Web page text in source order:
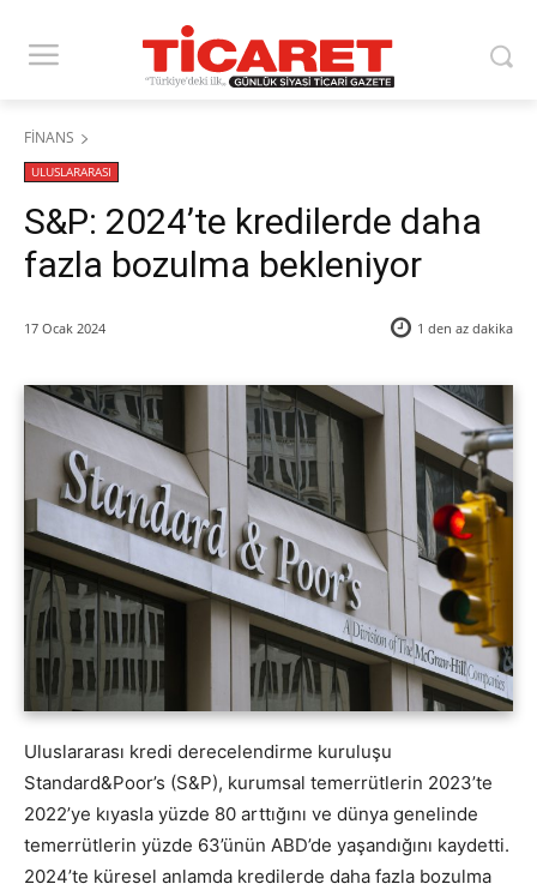
FİNANS
ULUSLARARASI
S&P: 2024’te kredilerde daha
fazla bozulma bekleniyor
17 Ocak 2024 1 den az dakika
Uluslararası kredi derecelendirme kuruluşu
Standard&Poor’s (S&P), kurumsal temerrütlerin 2023’te
2022’ye kıyasla yüzde 80 arttığını ve dünya genelinde
temerrütlerin yüzde 63’ünün ABD’de yaşandığını kaydetti.
2024’te küresel anlamda kredilerde daha fazla bozulma